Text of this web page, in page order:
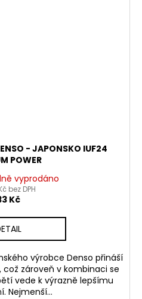
- JAPONSKO IUF24
POWER
vyprodáno
bez DPH
Kč
výrobce Denso přináší
což zároveň v kombinaci se
vede k výrazně lepšímu
Nejmenší...